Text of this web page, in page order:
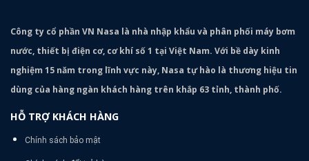
Công ty cổ phần VN Nasa là nhà nhập khẩu và phân phối máy bơm
nước, thiết bị điện cơ, cơ khí số 1 tại Việt Nam. Với bề dày kinh
nghiệm 15 năm trong lĩnh vực này, Nasa tự hào là thương hiệu tin
dùng của hàng ngàn khách hàng trên khắp 63 tỉnh, thành phố.
HỖ TRỢ KHÁCH HÀNG
Chính sách bảo mật